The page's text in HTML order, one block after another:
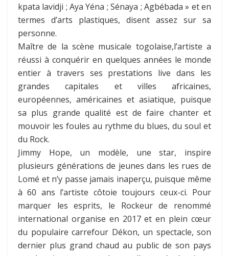
kpata lavidji ; Aya Yéna ; Sénaya ; Agbébada » et en
termes d’arts plastiques, disent assez sur sa
personne.
Maître de la scène musicale togolaise,l’artiste a
réussi à conquérir en quelques années le monde
entier à travers ses prestations live dans les
grandes capitales et villes africaines,
européennes, américaines et asiatique, puisque
sa plus grande qualité est de faire chanter et
mouvoir les foules au rythme du blues, du soul et
du Rock.
Jimmy Hope, un modèle, une star, inspire
plusieurs générations de jeunes dans les rues de
Lomé et n’y passe jamais inaperçu, puisque même
à 60 ans l’artiste côtoie toujours ceux-ci. Pour
marquer les esprits, le Rockeur de renommé
international organise en 2017 et en plein cœur
du populaire carrefour Dékon, un spectacle, son
dernier plus grand chaud au public de son pays